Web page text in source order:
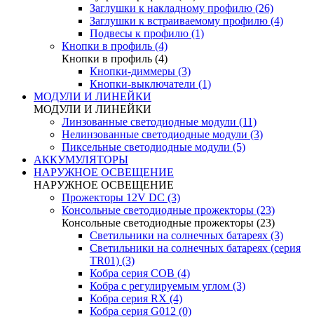
Заглушки к накладному профилю (26)
Заглушки к встраиваемому профилю (4)
Подвесы к профилю (1)
Кнопки в профиль (4)
Кнопки в профиль (4)
Кнопки-диммеры (3)
Кнопки-выключатели (1)
МОДУЛИ И ЛИНЕЙКИ
МОДУЛИ И ЛИНЕЙКИ
Линзованные светодиодные модули (11)
Нелинзованные светодиодные модули (3)
Пиксельные светодиодные модули (5)
АККУМУЛЯТОРЫ
НАРУЖНОЕ ОСВЕЩЕНИЕ
НАРУЖНОЕ ОСВЕЩЕНИЕ
Прожекторы 12V DC (3)
Консольные светодиодные прожекторы (23)
Консольные светодиодные прожекторы (23)
Светильники на солнечных батареях (3)
Светильники на солнечных батареях (серия
TR01) (3)
Кобра серия COB (4)
Кобра с регулируемым углом (3)
Кобра серия RX (4)
Кобра серия G012 (0)